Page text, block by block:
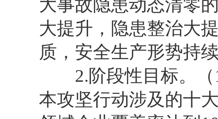
大事故隐患动态清零
大提升，隐患整治大
质，安全生产形势持
2.阶段性目标。（1
本攻坚行动涉及的十